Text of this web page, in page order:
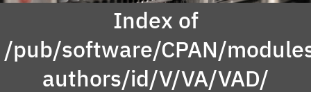
Index of
/pub/software/CPAN/
authors/id/V/VA/VAD/